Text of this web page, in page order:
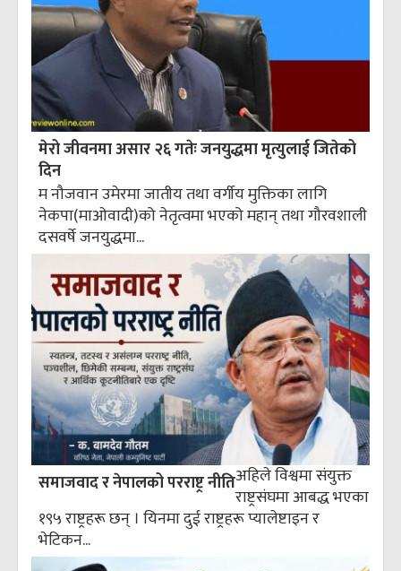
मेरो जीवनमा असार २६ गतेः जनयुद्धमा मृत्युलाई जितेको
दिन
म नौजवान उमेरमा जातीय तथा वर्गीय मुक्तिका लागि
नेकपा(माओवादी)को नेतृत्वमा भएको महान् तथा गौरवशाली
दसवर्षे जनयुद्धमा...
समाजवाद र नेपालको परराष्ट्र नीतिअहिले विश्वमा संयुक्त
राष्ट्रसंघमा आबद्ध भएका
१९५ राष्ट्रहरू छन् । यिनमा दुई राष्ट्रहरू प्यालेष्टाइन र
भेटिकन...